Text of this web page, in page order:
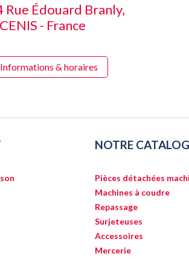
Rue Édouard Branly,
- France
Informations & horaires
NOTRE
Pièces détachées
Machines à coudre
Repassage
Surjeteuses
Accessoires
Mercerie